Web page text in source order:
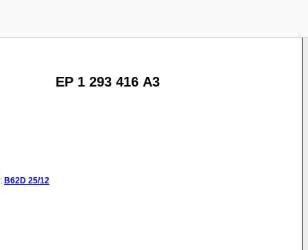
EP 1 293 416 A3
: B62D 25/12